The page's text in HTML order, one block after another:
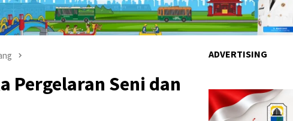
Pergelaran Seni dan
ADVERTISING